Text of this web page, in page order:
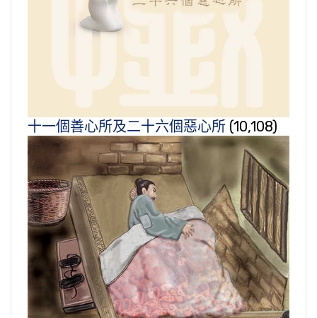
十一個善心所及二十六個惡心所 (10,108)